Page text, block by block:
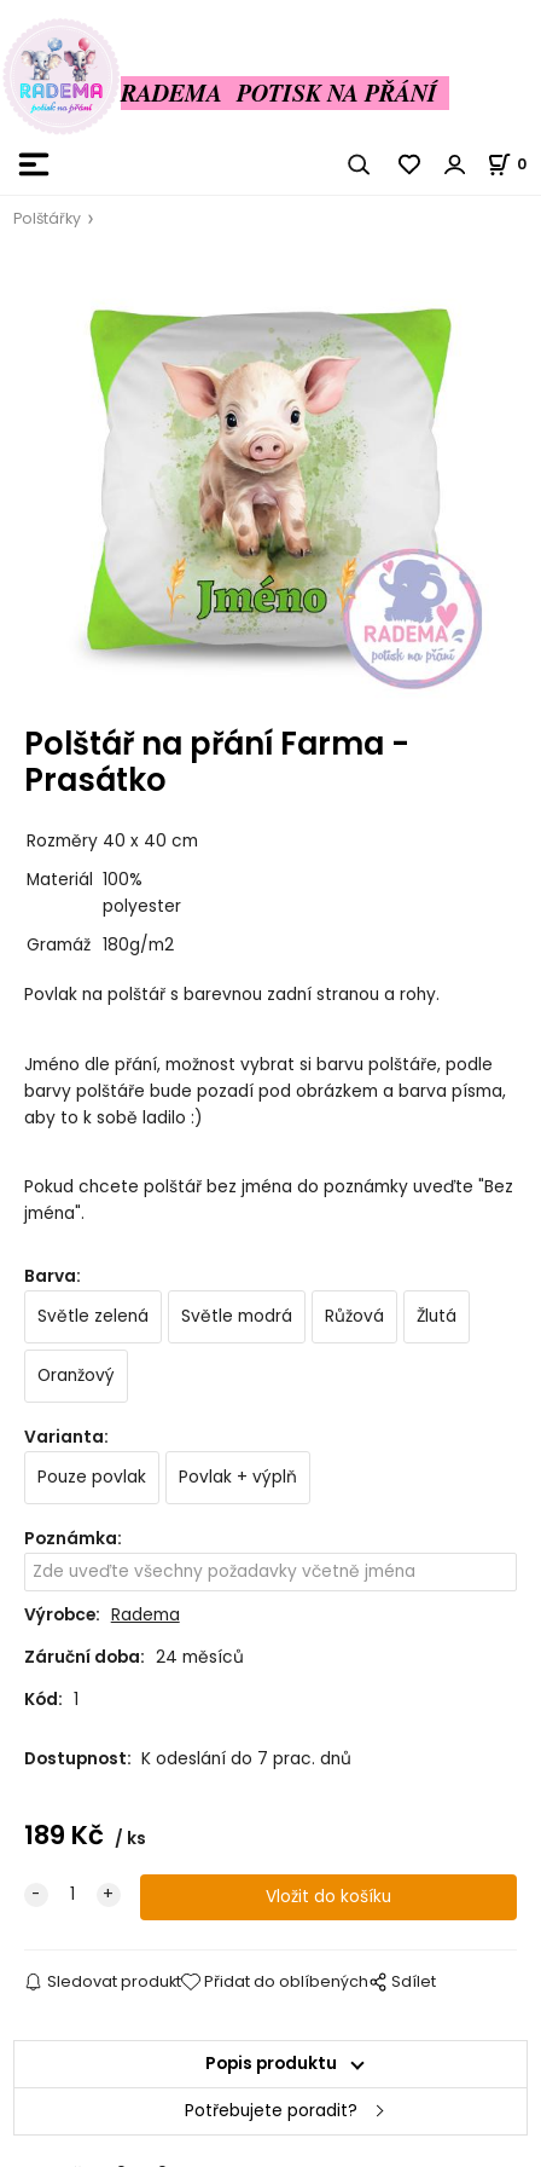
RADEMA POTISK NA PŘÁNÍ
0
Polštářky
Polštář na přání Farma -
Prasátko
Rozměry 40 x 40 cm
Materiál 100%
polyester
Gramáž 180g/m2
Povlak na polštář s barevnou zadní stranou a rohy.
Jméno dle přání, možnost vybrat si barvu polštáře, podle
barvy polštáře bude pozadí pod obrázkem a barva písma,
aby to k sobě ladilo :)
Pokud chcete polštář bez jména do poznámky uveďte "Bez
jména".
Barva:
Světle zelená
Světle modrá Růžová Žlutá
Oranžový
Varianta:
Pouze povlak
Povlak + výplň
Poznámka:
Výrobce: Radema
Záruční doba: 24 měsíců
Kód: 1
Dostupnost: K odeslání do 7 prac. dnů
189 Kč ks
Sledovat produkt Přidat do oblíbených Sdílet
Popis produktu
Potřebujete poradit?